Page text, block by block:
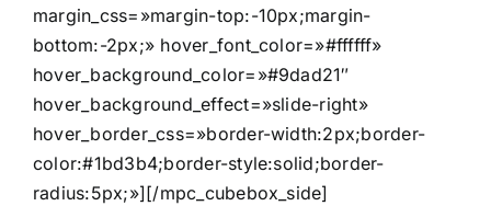
margin_css=»margin-top:-10px;margin-
bottom:-2px;» hover_font_color=»#ffffff»
hover_background_color=»#9dad21″
hover_background_effect=»slide-right»
hover_border_css=»border-width:2px;border-
color:#1bd3b4;border-style:solid;border-
radius:5px;»][/mpc_cubebox_side]